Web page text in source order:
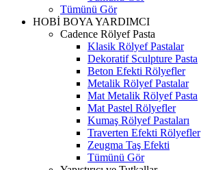
Tümünü Gör
HOBİ BOYA YARDIMCI
Cadence Rölyef Pasta
Klasik Rölyef Pastalar
Dekoratif Sculpture Pasta
Beton Efekti Rölyefler
Metalik Rölyef Pastalar
Mat Metalik Rölyef Pasta
Mat Pastel Rölyefler
Kumaş Rölyef Pastaları
Traverten Efekti Rölyefler
Zeugma Taş Efekti
Tümünü Gör